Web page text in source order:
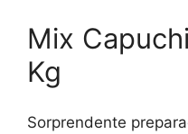
Mix
Kg
Sorprendente